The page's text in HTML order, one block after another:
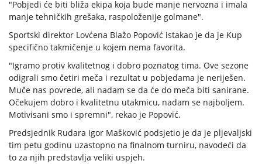
"Pobjedi će biti bliža ekipa koja bude manje nervozna i imala
manje tehničkih grešaka, raspoloženije golmane".
Sportski direktor Lovćena Blažo Popović istakao je da je Kup
specifično takmičenje u kojem nema favorita.
"Igramo protiv kvalitetnog i dobro poznatog tima. Ove sezone
odigrali smo četiri meča i rezultat u pobjedama je neriješen.
Muče nas povrede, ali nadam se da će do meča biti sanirane.
Očekujem dobro i kvalitetnu utakmicu, nadam se najboljem.
Motivisani smo i spremni", rekao je Popović.
Predsjednik Rudara Igor Mašković podsjetio je da je pljevaljski
tim petu godinu uzastopno na finalnom turniru, navodeći da
to za njih predstavlja veliki uspjeh.